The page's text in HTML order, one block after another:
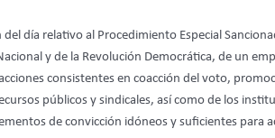
día relativo al Procedimiento Especial
y de la Revolución Democrática, de un
consistentes en coacción del voto,
públicos y sindicales, así como de los
de convicción idóneos y suficientes para